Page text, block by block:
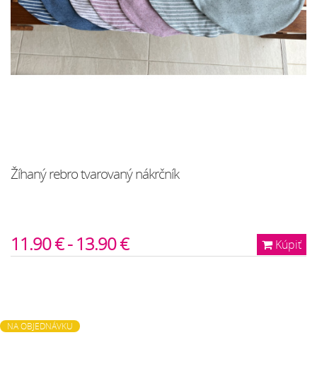
Žíhaný rebro tvarovaný nákrčník
Kúpiť
11.90 € - 13.90 €
NA OBJEDNÁVKU